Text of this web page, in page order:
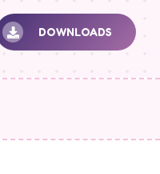
DOWNLOADS